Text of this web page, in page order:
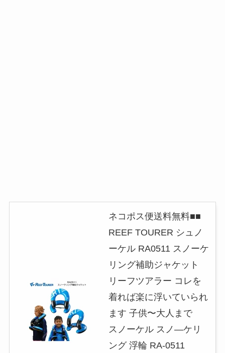
ネコポス便送料無料■■
REEF TOURER シュノ
ーケル RA0511 スノーケ
リング補助ジャケット
リーフツアラー コレを
着れば楽に浮いていられ
ます 子供〜大人まで
スノーケル スノ—ケリ
ング 浮輪 RA-0511